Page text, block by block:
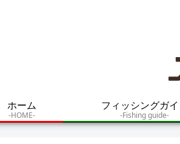
ホーム
-HOME-
フィッシングガ
-Fishing guide-